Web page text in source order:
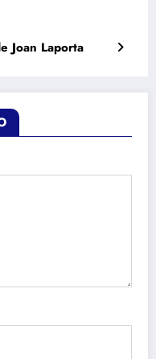
Joan Laporta